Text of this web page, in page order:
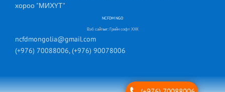
хороо "МИХҮТ"
NCFDM NGO
Вэб сайтыг: Грийн софт ХХК
ncfdmongolia@gmail.com
(+976) 70088006, (+976) 90078006